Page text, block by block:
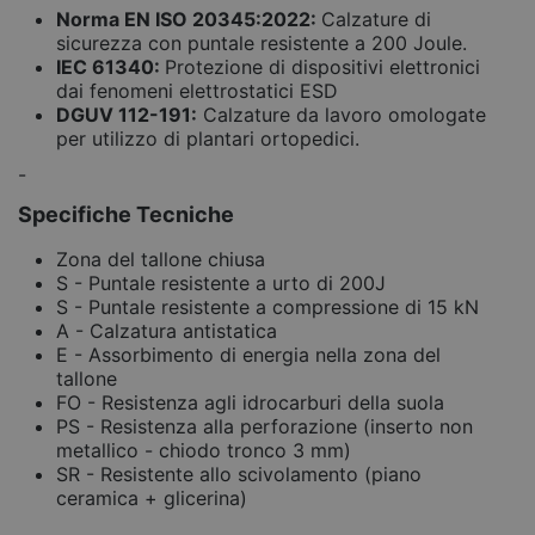
Norma EN ISO 20345:2022: Calzature di
sicurezza con puntale resistente a 200 Joule.
IEC 61340: Protezione di dispositivi elettronici
dai fenomeni elettrostatici ESD
DGUV 112-191: Calzature da lavoro omologate
per utilizzo di plantari ortopedici.
-
Specifiche Tecniche
Zona del tallone chiusa
S - Puntale resistente a urto di 200J
S - Puntale resistente a compressione di 15 kN
A - Calzatura antistatica
E - Assorbimento di energia nella zona del
tallone
FO - Resistenza agli idrocarburi della suola
PS - Resistenza alla perforazione (inserto non
metallico - chiodo tronco 3 mm)
SR - Resistente allo scivolamento (piano
ceramica + glicerina)